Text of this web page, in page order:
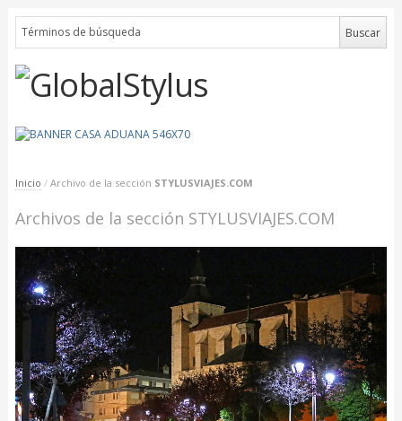
Inicio / Archivo de la sección STYLUSVIAJES.COM
Archivos de la sección STYLUSVIAJES.COM